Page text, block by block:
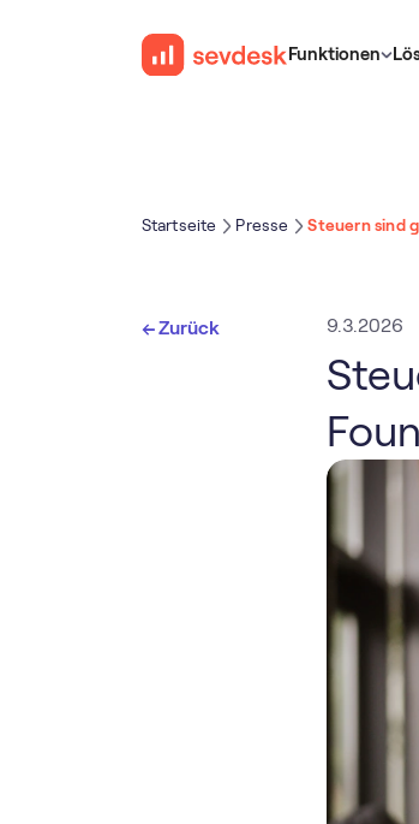
Funktionen
Startseite Presse Steuern sind
← Zurück 9.3.2026